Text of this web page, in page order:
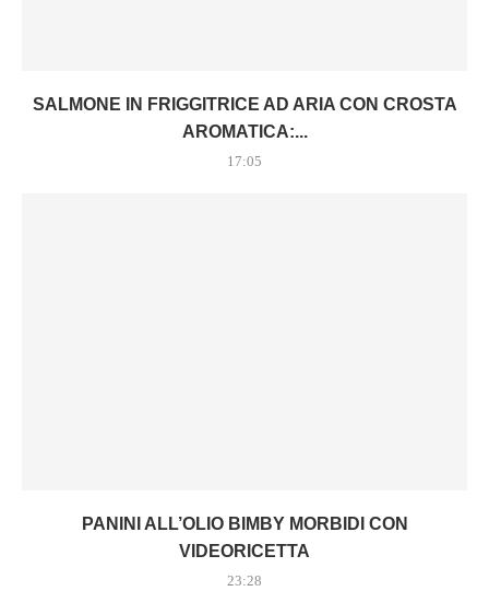
SALMONE IN FRIGGITRICE AD ARIA CON CROSTA
AROMATICA:...
17:05
PANINI ALL’OLIO BIMBY MORBIDI CON
VIDEORICETTA
23:28